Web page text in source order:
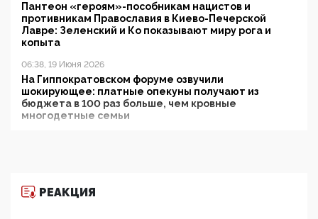
Пантеон «героям»-пособникам нацистов и
противникам Православия в Киево-Печерской
Лавре: Зеленский и Ко показывают миру рога и
копыта
06:38, 19 Июня 2026
На Гиппократовском форуме озвучили
шокирующее: платные опекуны получают из
бюджета в 100 раз больше, чем кровные
многодетные семьи
11:53, 09 Июня 2026
РЕАКЦИЯ